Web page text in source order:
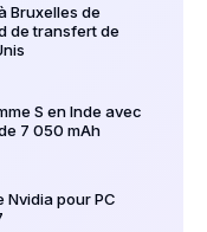
Bruxelles de
de transfert de
S en Inde avec
7 050 mAh
Nvidia pour PC